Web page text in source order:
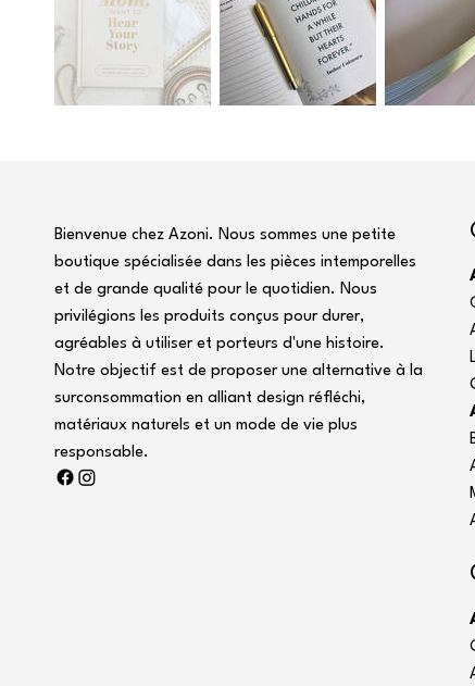
Bienvenue chez Azoni. Nous sommes une petite
boutique spécialisée dans les pièces intemporelles
et de grande qualité pour le quotidien. Nous
privilégions les produits conçus pour durer,
agréables à utiliser et porteurs d'une histoire.
Notre objectif est de proposer une alternative à la
surconsommation en alliant design réfléchi,
matériaux naturels et un mode de vie plus
responsable.